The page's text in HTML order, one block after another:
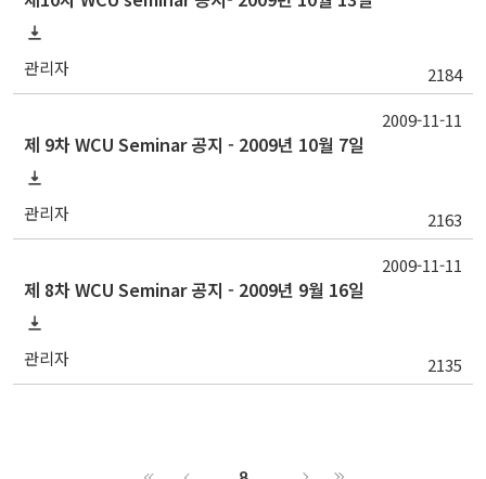
관리자 2184
제 9차 WCU Seminar 공지 - 2009년 10월 7일
관리자 2163
2009-11-11
제 8차 WCU Seminar 공지 - 2009년 9월 16일
관리자 2135
2009-11-11